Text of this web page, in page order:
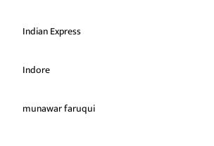
Indian Express
Indore
munawar faruqui